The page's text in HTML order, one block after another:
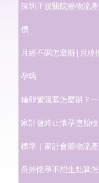
深圳正規醫院藥物流
價
月經不調怎麼辦|月經
孕嗎
輸卵管阻塞怎麼辦？
家計會終止懷孕墮胎
標準｜家計會藥物流產
意外懷孕不想生點算